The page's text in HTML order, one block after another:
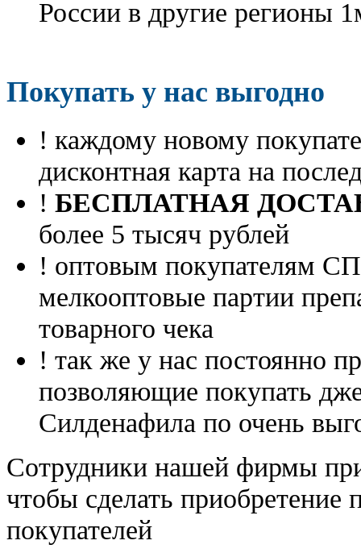
России в другие регионы
Покупать у нас выгодно
! каждому новому
дисконтная карта на
! БЕСПЛАТНАЯ
более 5 тысяч рублей
! оптовым покупателям
мелкооптовые партии
товарного чека
! так же у нас постоянно
позволяющие покупать
Силденафила по очень
Cотрудники нашей фирмы
чтобы сделать приобретение
покупателей